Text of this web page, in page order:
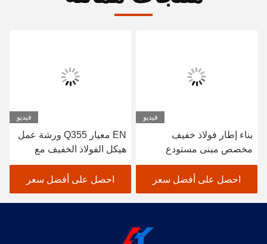
فيديو
بناء إطار فولاذ خفيف
مخصص مبنى مستودع
تجاري
احصل على أفضل سعر
فيديو
EN معيار Q355 ورشة عمل
هيكل الفولاذ الخفيف مع
سقف صفيحة الفولاذ
المموجة
احصل على أفضل سعر